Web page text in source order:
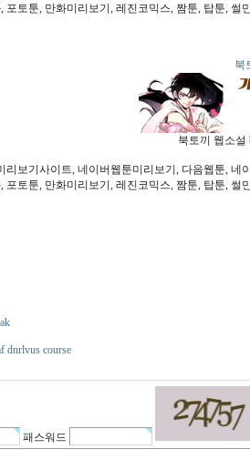
포토툰, 만화미리보기, 레진코믹스, 짬툰, 탑툰, 썰
북
북토끼 웹소설
리보기사이트, 네이버웹툰미리보기, 다음웹툰,
포토툰, 만화미리보기, 레진코믹스, 짬툰, 탑툰, 썰
dnrlvus course
패스워드